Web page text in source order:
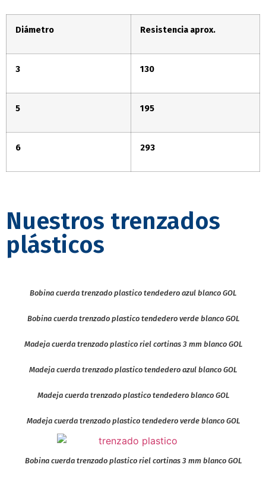
Diámetro Resistencia aprox.
3 130
5 195
6 293
Nuestros trenzados
plásticos
Bobina cuerda trenzado plastico tendedero azul blanco GOL
Bobina cuerda trenzado plastico tendedero verde blanco GOL
Madeja cuerda trenzado plastico riel cortinas 3 mm blanco GOL
Madeja cuerda trenzado plastico tendedero azul blanco GOL
Madeja cuerda trenzado plastico tendedero blanco GOL
Madeja cuerda trenzado plastico tendedero verde blanco GOL
Bobina cuerda trenzado plastico riel cortinas 3 mm blanco GOL